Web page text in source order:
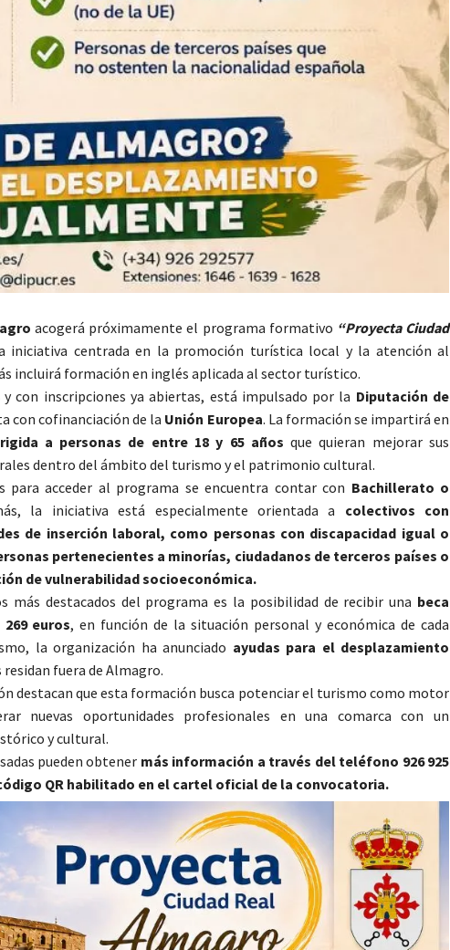
acogerá próximamente el programa formativo “Proyecta Ciudad
iniciativa centrada en la promoción turística local y la atención al
incluirá formación en inglés aplicada al sector turístico.
y con inscripciones ya abiertas, está impulsado por la Diputación de
con cofinanciación de la Unión Europea. La formación se impartirá en
a personas de entre 18 y 65 años que quieran mejorar sus
dentro del ámbito del turismo y el patrimonio cultural.
para acceder al programa se encuentra contar con Bachillerato o
la iniciativa está especialmente orientada a colectivos con
de inserción laboral, como personas con discapacidad igual o
pertenecientes a minorías, ciudadanos de terceros países o
de vulnerabilidad socioeconómica.
más destacados del programa es la posibilidad de recibir una beca
euros, en función de la situación personal y económica de cada
la organización ha anunciado ayudas para el desplazamiento
residan fuera de Almagro.
destacan que esta formación busca potenciar el turismo como motor
nuevas oportunidades profesionales en una comarca con un
y cultural.
pueden obtener más información a través del teléfono 926 925
QR habilitado en el cartel oficial de la convocatoria.